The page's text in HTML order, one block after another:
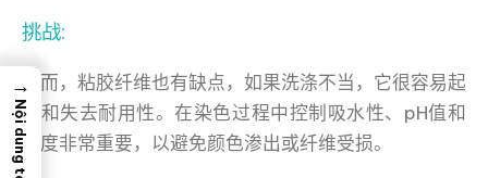
挑战:
然而，粘胶纤维也有缺点，如果洗涤不当，它很容易起
皱和失去耐用性。在染色过程中控制吸水性、pH值和
温度非常重要，以避免颜色渗出或纤维受损。
→